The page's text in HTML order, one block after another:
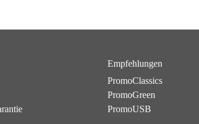
Empfehlungen
PromoClassics
PromoGreen
PromoUSB